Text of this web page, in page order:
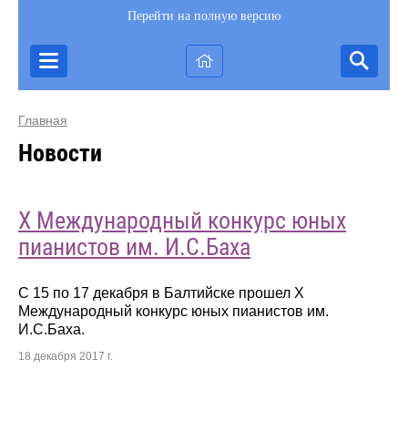
Перейти на полную версию
Главная
Новости
X Международный конкурс юных
пианистов им. И.С.Баха
С 15 по 17 декабря в Балтийске прошел X
Международный конкурс юных пианистов им.
И.С.Баха.
18 декабря 2017 г.